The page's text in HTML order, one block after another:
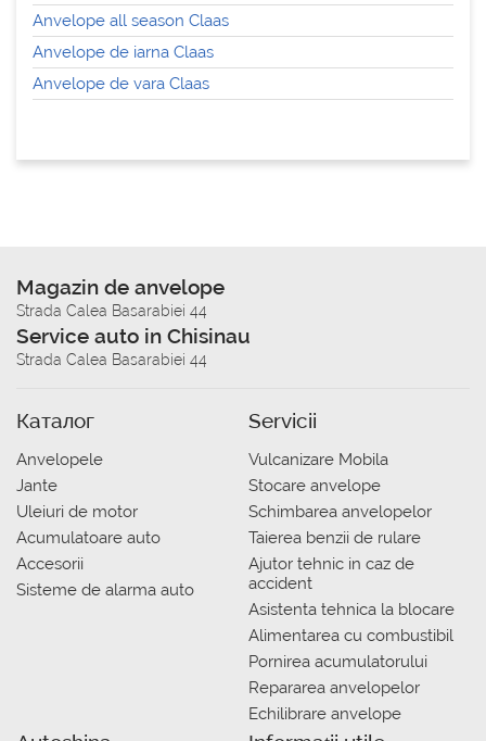
Anvelope all season Claas
Anvelope de iarna Claas
Anvelope de vara Claas
Magazin de anvelope
Strada Calea Basarabiei 44
Service auto in Chisinau
Strada Calea Basarabiei 44
Каталог
Anvelopele
Jante
Uleiuri de motor
Acumulatoare auto
Accesorii
Sisteme de alarma auto
Servicii
Vulcanizare Mobila
Stocare anvelope
Schimbarea anvelopelor
Taierea benzii de rulare
Ajutor tehnic in caz de
accident
Asistenta tehnica la blocare
Alimentarea cu combustibil
Pornirea acumulatorului
Repararea anvelopelor
Echilibrare anvelope